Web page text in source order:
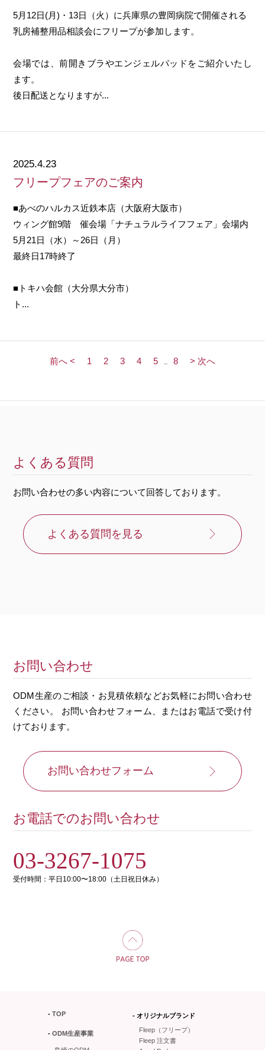
5月12日(月)・13日（火）に兵庫県の豊岡病院で開催される
乳房補整用品相談会にフリープが参加します。
会場では、前開きブラやエンジェルパッドをご紹介いたし
ます。
後日配送となりますが...
2025.4.23
フリープフェアのご案内
■あべのハルカス近鉄本店（大阪府大阪市）
ウィング館9階 催会場「ナチュラルライフフェア」会場内
5月21日（水）～26日（月）
最終日17時終了
■トキハ会館（大分県大分市）
ト...
前へ < 1 2 3 4 5 ... 8 > 次へ
よくある質問
お問い合わせの多い内容について回答しております。
よくある質問を見る
お問い合わせ
ODM生産のご相談・お見積依頼などお気軽にお問い合わせ
ください。
お問い合わせフォーム、またはお電話で受け付
けております。
お問い合わせフォーム
お電話でのお問い合わせ
03-3267-1075
受付時間：平日10:00〜18:00（土日祝日休み）
TOP
ODM生産事業
オリジナルブランド
Fleep（フリープ）
Fleep 注文書